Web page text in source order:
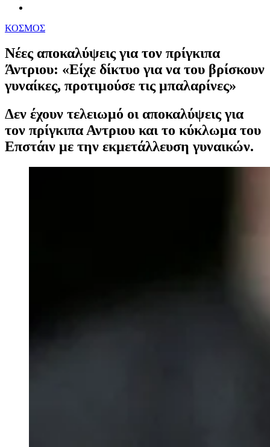
ΚΟΣΜΟΣ
Νέες αποκαλύψεις για τον πρίγκιπα
Άντριου: «Είχε δίκτυο για να του βρίσκουν
γυναίκες, προτιμούσε τις μπαλαρίνες»
Δεν έχουν τελειωμό οι αποκαλύψεις για
τον πρίγκιπα Αντριου και το κύκλωμα του
Επστάιν με την εκμετάλλευση γυναικών.